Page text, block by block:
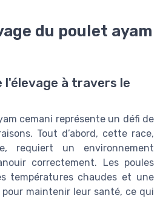
du poulet ayam
à travers le
cemani représente un défi de
Tout d’abord, cette race,
requiert un environnement
correctement. Les poules
températures chaudes et une
maintenir leur santé, ce qui